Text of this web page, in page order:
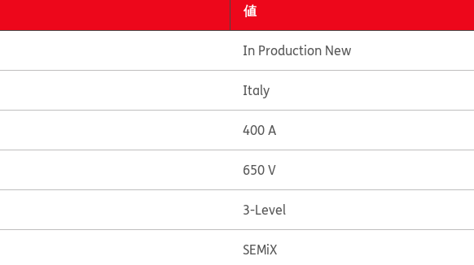
値
In Production New
Italy
400 A
650 V
3-Level
SEMiX